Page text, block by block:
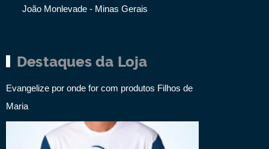
João Monlevade - Minas Gerais
Destaques da Loja
Evangelize por onde for com produtos Filhos de
Maria